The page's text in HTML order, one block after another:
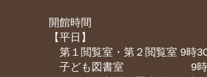
開館時間
【平日】
第１閲覧室・第２閲覧室 9時
子ども図書室 9時30